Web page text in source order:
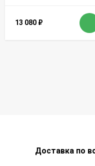
13 080 ₽
Доставка по